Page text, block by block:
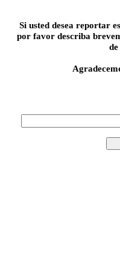
Si usted desea reportar
por favor describa